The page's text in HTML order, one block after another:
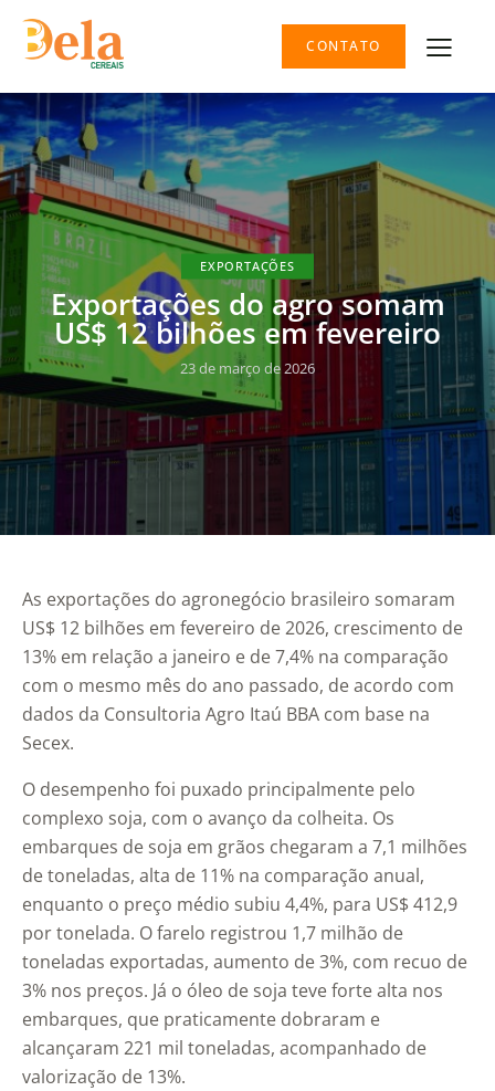
CONTATO
EXPORTAÇÕES
Exportações do agro somam
US$ 12 bilhões em fevereiro
23 de março de 2026
As exportações do agronegócio brasileiro somaram
US$ 12 bilhões em fevereiro de 2026, crescimento de
13% em relação a janeiro e de 7,4% na comparação
com o mesmo mês do ano passado, de acordo com
dados da Consultoria Agro Itaú BBA com base na
Secex.
O desempenho foi puxado principalmente pelo
complexo soja, com o avanço da colheita. Os
embarques de soja em grãos chegaram a 7,1 milhões
de toneladas, alta de 11% na comparação anual,
enquanto o preço médio subiu 4,4%, para US$ 412,9
por tonelada. O farelo registrou 1,7 milhão de
toneladas exportadas, aumento de 3%, com recuo de
3% nos preços. Já o óleo de soja teve forte alta nos
embarques, que praticamente dobraram e
alcançaram 221 mil toneladas, acompanhado de
valorização de 13%.